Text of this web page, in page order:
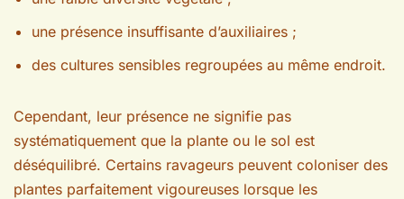
une présence insuffisante d’auxiliaires ;
des cultures sensibles regroupées au même endroit.
Cependant, leur présence ne signifie pas
systématiquement que la plante ou le sol est
déséquilibré. Certains ravageurs peuvent coloniser des
plantes parfaitement vigoureuses lorsque les